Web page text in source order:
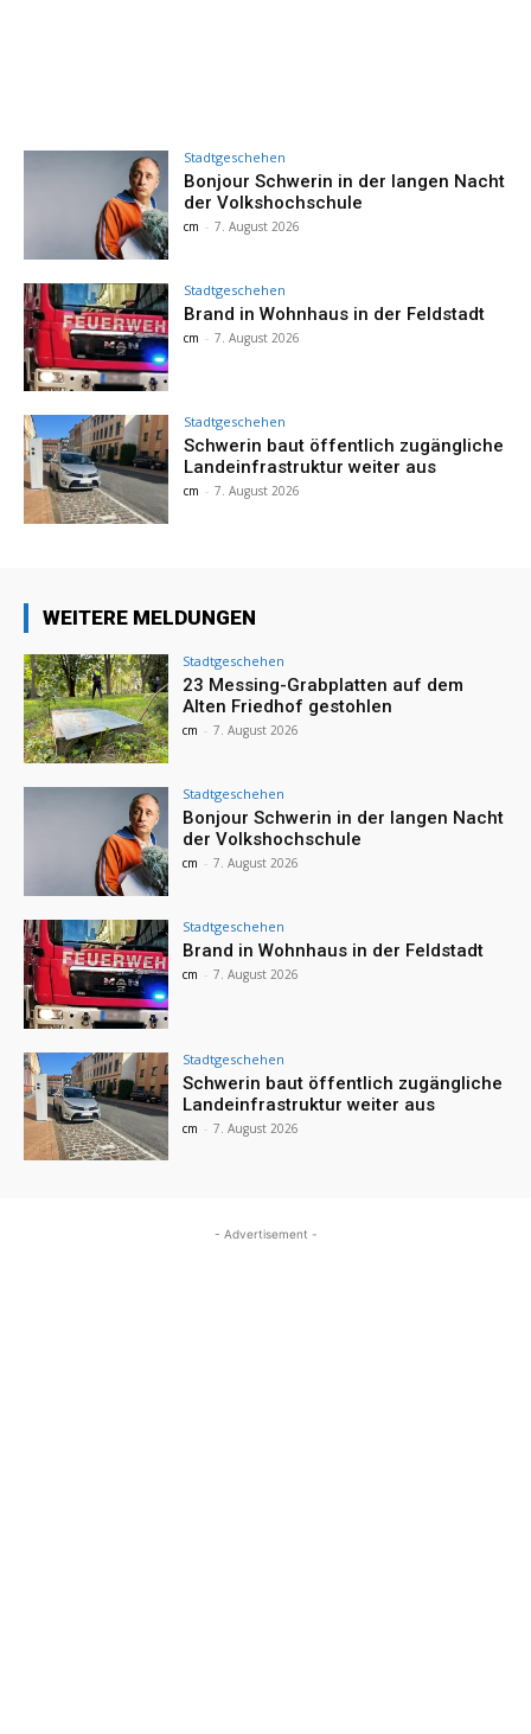
Stadtgeschehen
Bonjour Schwerin in der langen Nacht
der Volkshochschule
cm - 7. August 2026
Stadtgeschehen
Brand in Wohnhaus in der Feldstadt
cm - 7. August 2026
Stadtgeschehen
Schwerin baut öffentlich zugängliche
Landeinfrastruktur weiter aus
cm - 7. August 2026
WEITERE MELDUNGEN
Stadtgeschehen
23 Messing-Grabplatten auf dem
Alten Friedhof gestohlen
cm - 7. August 2026
Stadtgeschehen
Bonjour Schwerin in der langen Nacht
der Volkshochschule
cm - 7. August 2026
Stadtgeschehen
Brand in Wohnhaus in der Feldstadt
cm - 7. August 2026
Stadtgeschehen
Schwerin baut öffentlich zugängliche
Landeinfrastruktur weiter aus
cm - 7. August 2026
- Advertisement -